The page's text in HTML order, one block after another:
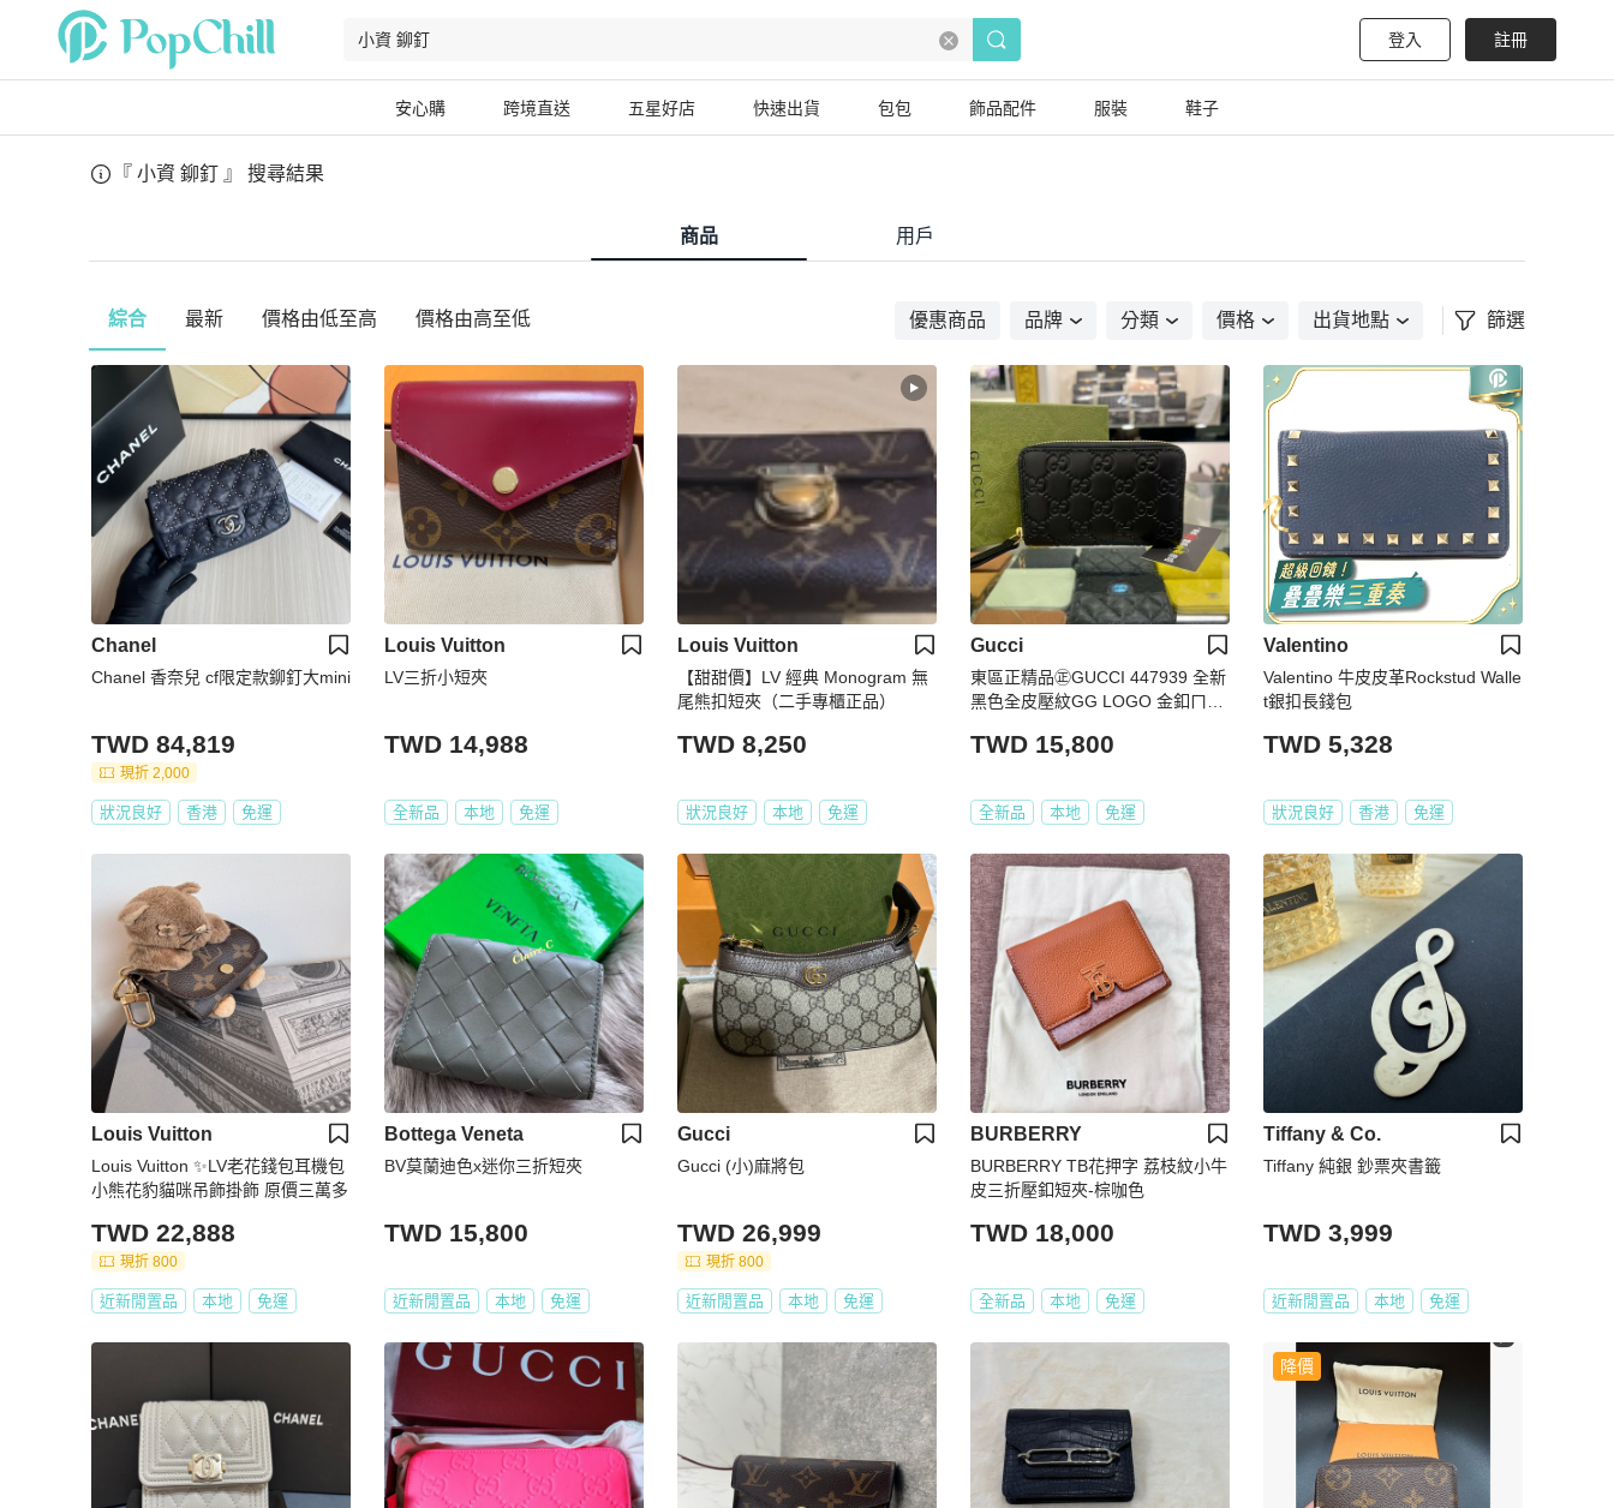
登入 註冊
安心購 跨境直送 五星好店 快速出貨 包包 飾品配件 服裝 鞋子
『 小資 鉚釘 』 搜尋結果
商品 用戶
綜合 最新 價格由低至高 價格由高至低 優惠商品 品牌 分類 價格 出貨地點 篩選
Chanel
Chanel 香奈兒 cf限定款鉚釘大mini
TWD 84,819
現折 2,000
狀況良好 香港 免運
Louis Vuitton
LV三折小短夾
TWD 14,988
全新品 本地 免運
Louis Vuitton
【甜甜價】LV 經典 Monogram 無
尾熊扣短夾（二手專櫃正品）
TWD 8,250
狀況良好 本地 免運
Gucci
東區正精品㊣GUCCI 447939 全新
黑色全皮壓紋GG LOGO 金釦ㄇ字
TWD 15,800
全新品 本地 免運
Valentino
Valentino 牛皮皮革Rockstud Walle
t銀扣長錢包
TWD 5,328
狀況良好 香港 免運
Louis Vuitton
Louis Vuitton ✨LV老花錢包耳機包
小熊花豹貓咪吊飾掛飾 原價三萬多
TWD 22,888
現折 800
近新閒置品 本地 免運
Bottega Veneta
BV莫蘭迪色x迷你三折短夾
TWD 15,800
近新閒置品 本地 免運
Gucci
Gucci (小)麻將包
TWD 26,999
現折 800
近新閒置品 本地 免運
BURBERRY
BURBERRY TB花押字 荔枝紋小牛
皮三折壓釦短夾-棕咖色
TWD 18,000
全新品 本地 免運
Tiffany & Co.
Tiffany 純銀 鈔票夾書籤
TWD 3,999
近新閒置品 本地 免運
降價